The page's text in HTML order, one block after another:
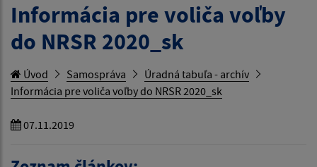
Informácia pre voliča voľby
do NRSR 2020_sk
Úvod Samospráva
Úradná tabuľa - archív
Informácia pre voliča voľby do NRSR 2020_sk
07.11.2019